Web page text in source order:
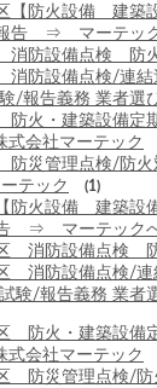
【防火設備 建築
報告 ⇒ マーテッ
消防設備点検 防
防設備点検/連結
/報告義務 業者選
火・建築設備定
会社マーテック
災管理点検/防火
テック
(1)
防火設備 建築設
告 ⇒ マーテック
消防設備点検
消防設備点検/連
験/報告義務 業者
防火・建築設備
会社マーテック
防災管理点検/防